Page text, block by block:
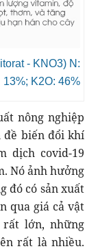
- KNO3) N:
13%; K2O: 46%
nông nghiệp
đề biến đổi khí
dịch covid-19
Nó ảnh hưởng
đó có sản xuất
qua giá cả vật
lớn, những
rất là nhiều.